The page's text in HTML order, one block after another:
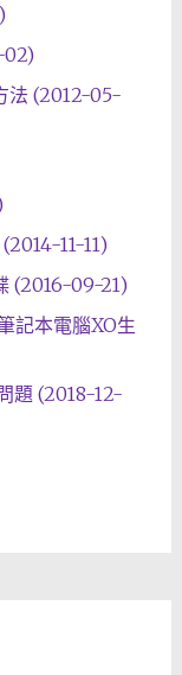
02)
法 (2012-05-
11-11)
(2016-09-21)
記本電腦XO生
題 (2018-12-